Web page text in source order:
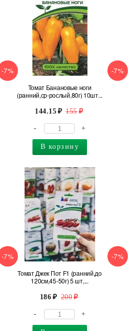
-7%
Томат Банановые ноги
(ранний,ср-рослый,80г) 10шт...
144.15 155
- +
В корзину
-7%
-7%
Томат Джек Пот F1 (ранний,до
120см,45-50г) 5 шт,...
186 200
- +
-7%